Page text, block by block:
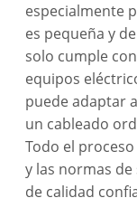
especialmente
es pequeña y
solo cumple
equipos
puede adaptar
un cableado
Todo el
y las normas
de calidad